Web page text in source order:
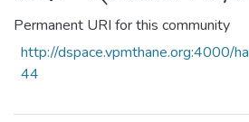
Statistics
Permanent URI for this community
http://dspace.vpmthane.org:4000/
44